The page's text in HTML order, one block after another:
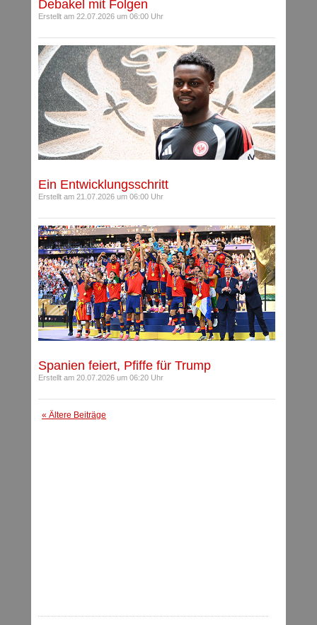
Debakel mit Folgen
Erstellt am 22.07.2026 um 06:00 Uhr
Ein Entwicklungsschritt
Erstellt am 21.07.2026 um 06:00 Uhr
Spanien feiert, Pfiffe für Trump
Erstellt am 20.07.2026 um 06:20 Uhr
« Ältere Beiträge